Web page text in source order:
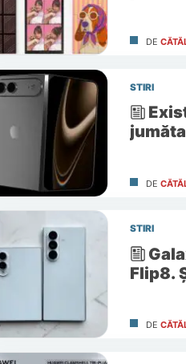
DE
STIRI
DE
STIRI
Flip8.
DE